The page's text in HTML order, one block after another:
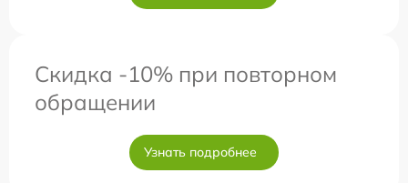
Скидка -10% при повторном
обращении
Узнать подробнее